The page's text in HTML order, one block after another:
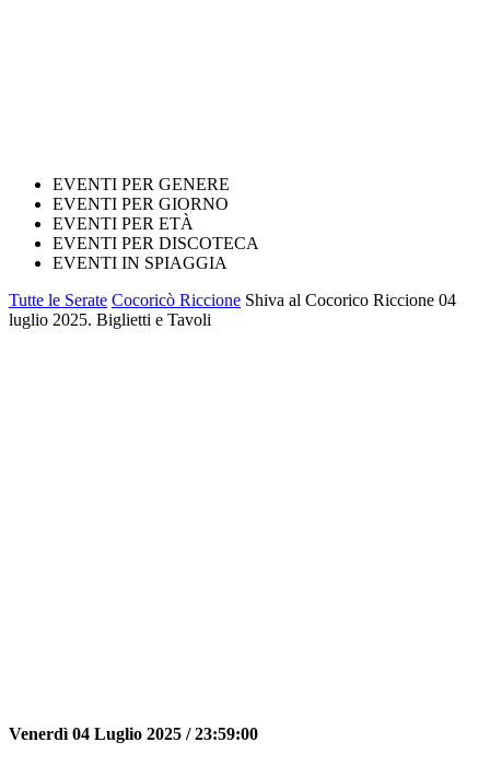
EVENTI PER GENERE
EVENTI PER GIORNO
EVENTI PER ETÀ
EVENTI PER DISCOTECA
EVENTI IN SPIAGGIA
Tutte le Serate Cocoricò Riccione Shiva al Cocorico Riccione 04
luglio 2025. Biglietti e Tavoli
Venerdì 04 Luglio 2025 /23:59:00